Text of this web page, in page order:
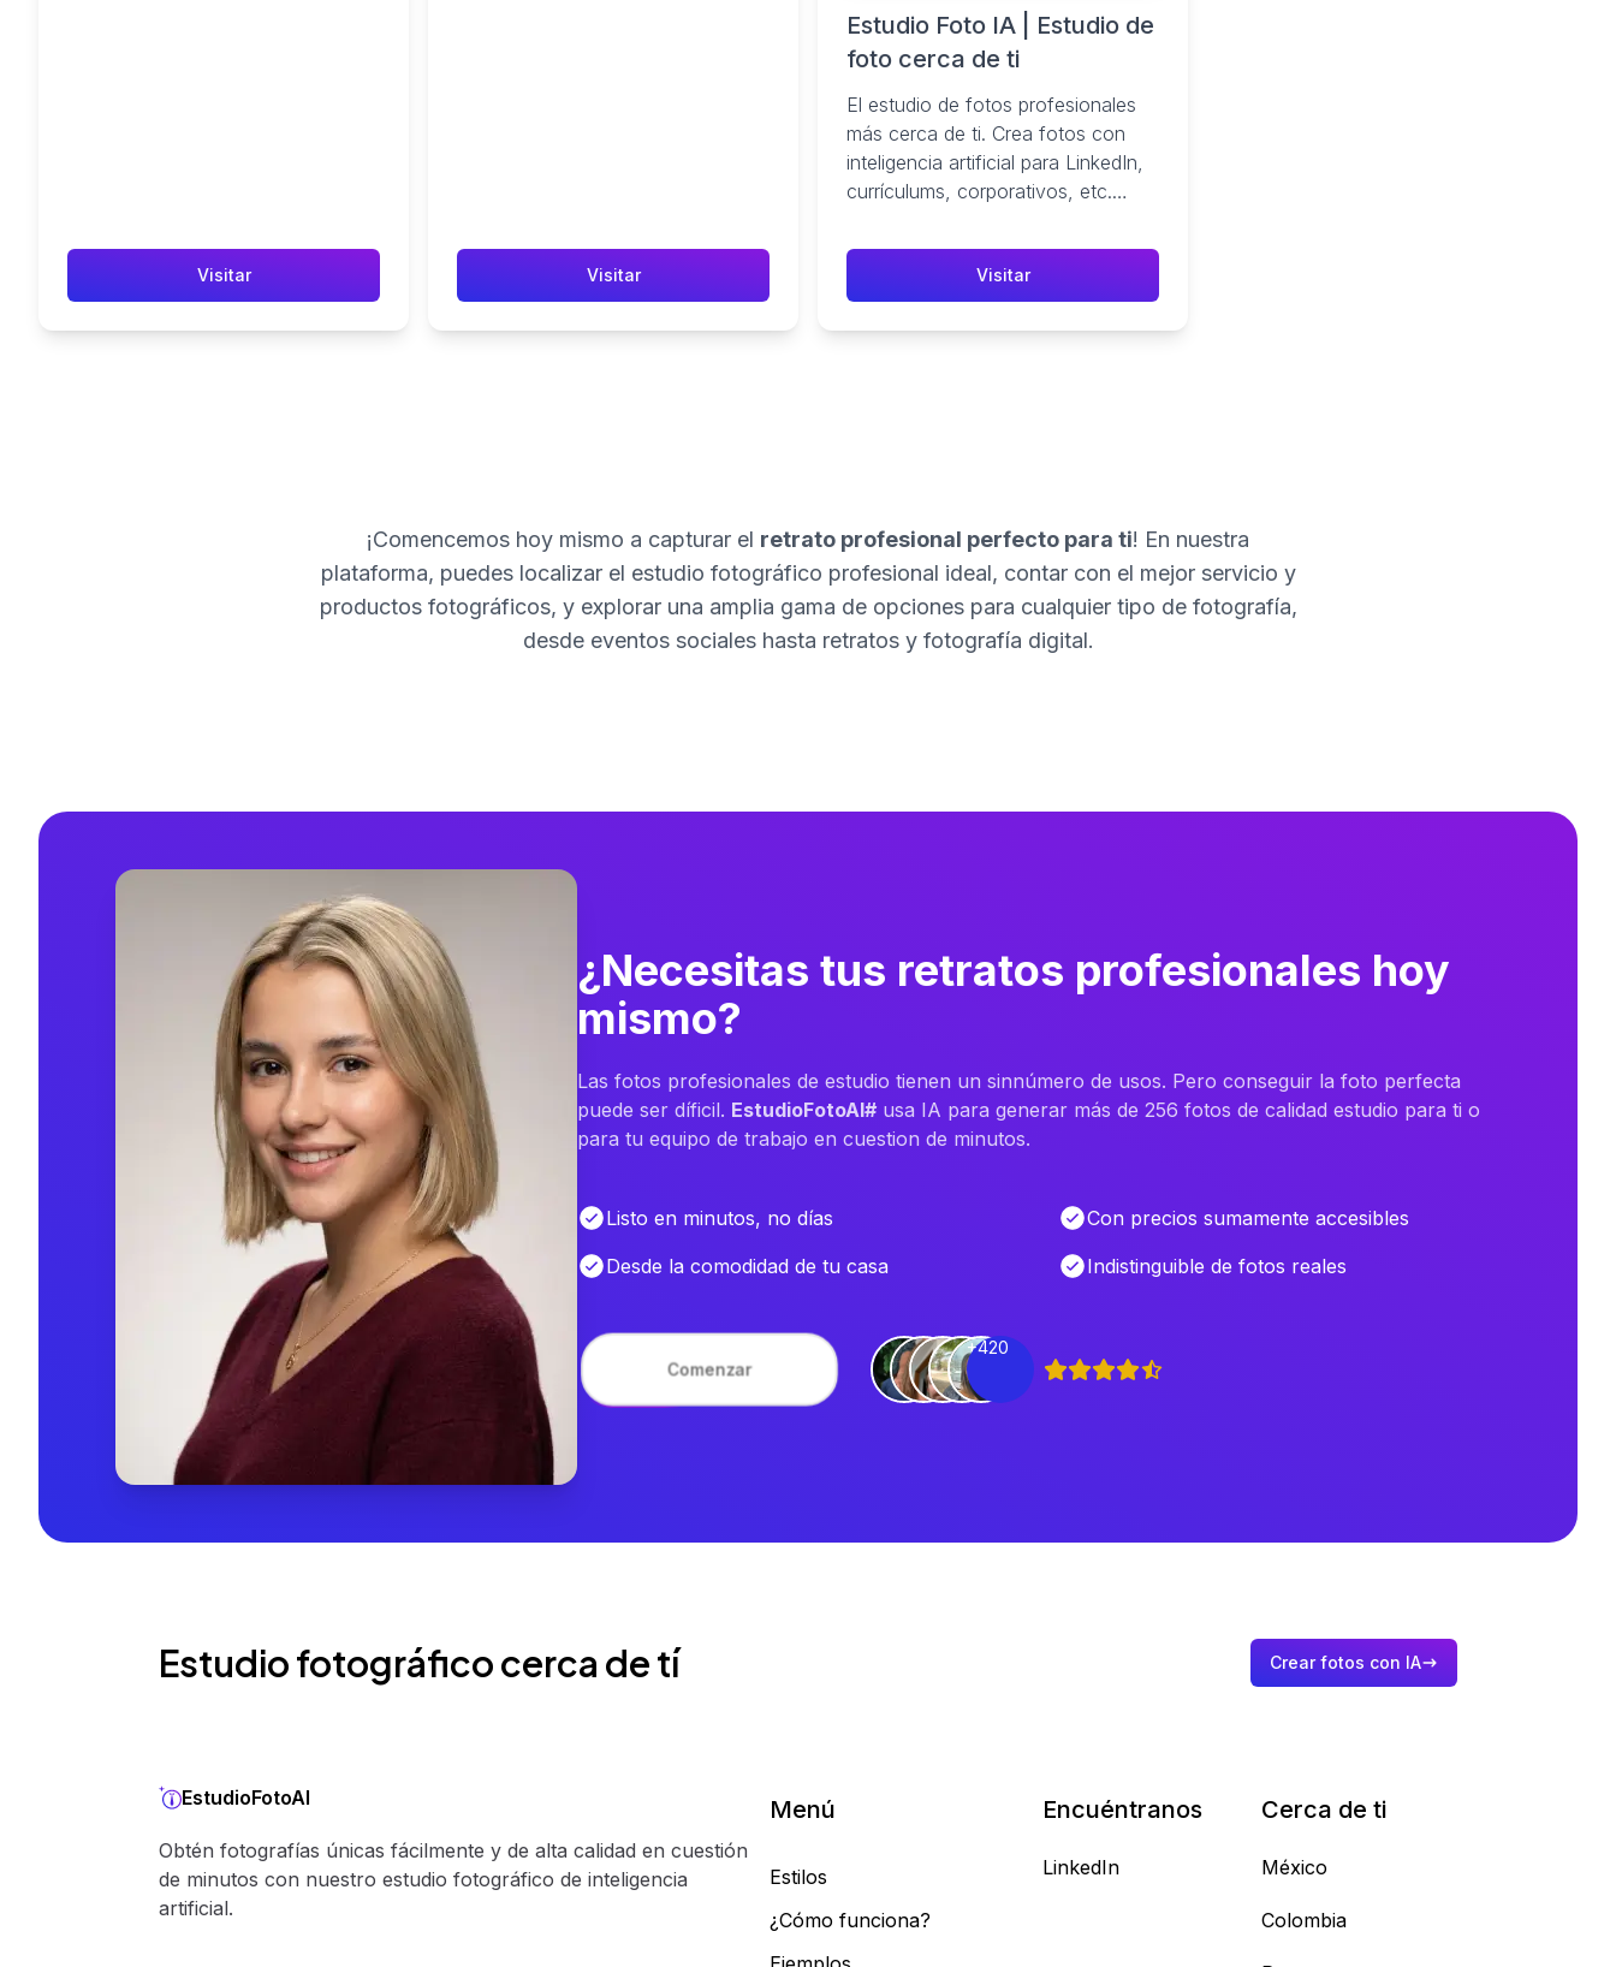
Visitar Visitar
Estudio Foto IA | Estudio de
foto cerca de ti
El estudio de fotos profesionales
más cerca de ti. Crea fotos con
inteligencia artificial para LinkedIn,
currículums, corporativos, etc.
minutos!
Visitar
¡Comencemos hoy mismo a capturar el retrato profesional perfecto para ti! En nuestra
plataforma, puedes localizar el estudio fotográfico profesional ideal, contar con el mejor servicio y
productos fotográficos, y explorar una amplia gama de opciones para cualquier tipo de fotografía,
desde eventos sociales hasta retratos y fotografía digital.
¿Necesitas tus retratos profesionales hoy
mismo?
Las fotos profesionales de estudio tienen un sinnúmero de usos. Pero conseguir la foto perfecta
puede ser díficil. EstudioFotoAI# usa IA para generar más de 256 fotos de calidad estudio para ti o
para tu equipo de trabajo en cuestion de minutos.
Listo en minutos, no días
Con precios sumamente accesibles
Desde la comodidad de tu casa
Indistinguible de fotos reales
Comenzar
+420
Estudio fotográfico cerca de tí Crear fotos con IA
EstudioFotoAI
Obtén fotografías únicas fácilmente y de alta calidad en cuestión
de minutos con nuestro estudio fotográfico de inteligencia
artificial.
Menú
Estilos
¿Cómo funciona?
Encuéntranos
LinkedIn
Cerca de ti
México
Colombia